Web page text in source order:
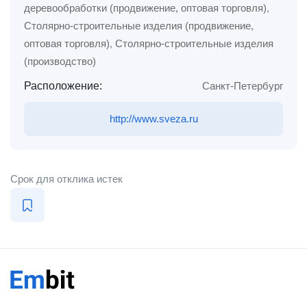
деревообработки (продвижение, оптовая торговля),
Столярно-строительные изделия (продвижение,
оптовая торговля), Столярно-строительные изделия
(производство)
Расположение: Санкт-Петербург
http://www.sveza.ru
Срок для отклика истек